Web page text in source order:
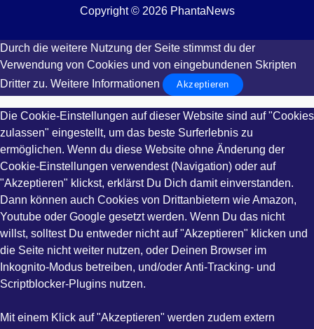
Copyright © 2026 PhantaNews
Durch die weitere Nutzung der Seite stimmst du der
Verwendung von Cookies und von eingebundenen Skripten
Dritter zu. Weitere Informationen Akzeptieren
Die Cookie-Einstellungen auf dieser Website sind auf "Cookies
zulassen" eingestellt, um das beste Surferlebnis zu
ermöglichen. Wenn du diese Website ohne Änderung der
Cookie-Einstellungen verwendest (Navigation) oder auf
"Akzeptieren" klickst, erklärst Du Dich damit einverstanden.
Dann können auch Cookies von Drittanbietern wie Amazon,
Youtube oder Google gesetzt werden. Wenn Du das nicht
willst, solltest Du entweder nicht auf "Akzeptieren" klicken und
die Seite nicht weiter nutzen, oder Deinen Browser im
Inkognito-Modus betreiben, und/oder Anti-Tracking- und
Scriptblocker-Plugins nutzen.
Mit einem Klick auf "Akzeptieren" werden zudem extern